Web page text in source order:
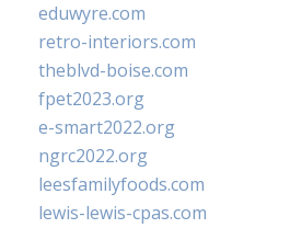
eduwyre.com
retro-interiors.com
theblvd-boise.com
fpet2023.org
e-smart2022.org
ngrc2022.org
leesfamilyfoods.com
lewis-lewis-cpas.com